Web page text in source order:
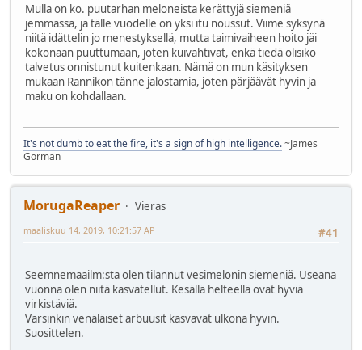
Mulla on ko. puutarhan meloneista kerättyjä siemeniä
jemmassa, ja tälle vuodelle on yksi itu noussut. Viime syksynä
niitä idättelin jo menestyksellä, mutta taimivaiheen hoito jäi
kokonaan puuttumaan, joten kuivahtivat, enkä tiedä olisiko
talvetus onnistunut kuitenkaan. Nämä on mun käsityksen
mukaan Rannikon tänne jalostamia, joten pärjäävät hyvin ja
maku on kohdallaan.
It's not dumb to eat the fire, it's a sign of high intelligence.~James
Gorman
MorugaReaper
Vieras
#41
maaliskuu 14, 2019, 10:21:57 AP
Seemnemaailm:sta olen tilannut vesimelonin siemeniä. Useana
vuonna olen niitä kasvatellut. Kesällä helteellä ovat hyviä
virkistäviä.
Varsinkin venäläiset arbuusit kasvavat ulkona hyvin.
Suosittelen.